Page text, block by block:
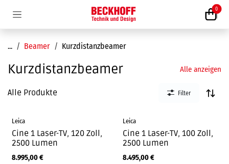
0
... Beamer Kurzdistanzbeamer
Kurzdistanzbeamer Alle anzeigen
Filter
Alle Produkte
Leica
Cine 1 Laser-TV, 120 Zoll,
2500 Lumen
8.995,00€
Leica
Cine 1 Laser-TV, 100 Zoll,
2500 Lumen
8.495,00€